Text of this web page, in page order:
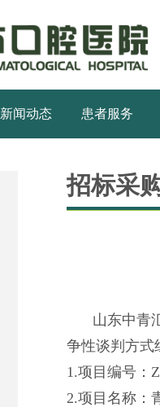
新闻动态 患者服务
招标采
山东中青
争性谈判方式
1.项目编号：
2.项目名称：